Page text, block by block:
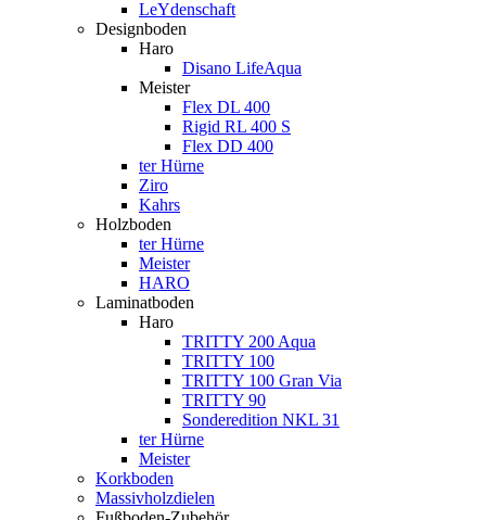
LeYdenschaft
Designboden
Haro
Disano LifeAqua
Meister
Flex DL 400
Rigid RL 400 S
Flex DD 400
ter Hürne
Ziro
Kahrs
Holzboden
ter Hürne
Meister
HARO
Laminatboden
Haro
TRITTY 200 Aqua
TRITTY 100
TRITTY 100 Gran Via
TRITTY 90
Sonderedition NKL 31
ter Hürne
Meister
Korkboden
Massivholzdielen